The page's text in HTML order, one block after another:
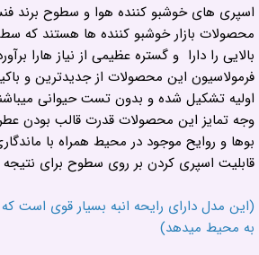
اسپری های خوشبو کننده هوا و سطوح برند
محصولات بازار خوشبو کننده ها هستند که
بالایی را دارا و گستره عظیمی از نیاز هارا
فرمولاسیون این محصولات از جدیدترین و
اولیه تشکیل شده و بدون تست حیوانی
وجه تمایز این محصولات قدرت قالب بودن
بوها و روایح موجود در محیط همراه با
قابلیت اسپری کردن بر روی سطوح برای نتیجه
(این مدل دارای رایحه انبه بسیار قوی است
به محیط میدهد)